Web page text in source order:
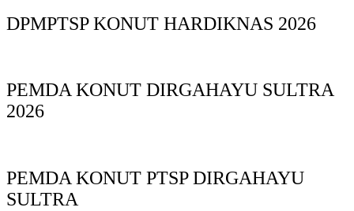
DPMPTSP KONUT HARDIKNAS 2026
PEMDA KONUT DIRGAHAYU SULTRA
2026
PEMDA KONUT PTSP DIRGAHAYU
SULTRA